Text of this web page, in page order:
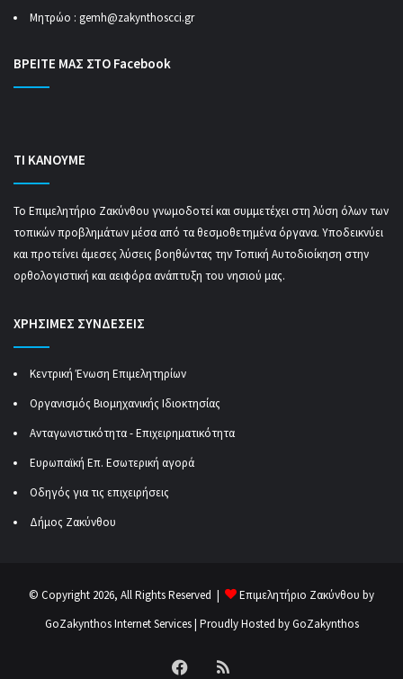
Μητρώο : gemh@zakynthoscci.gr
ΒΡΕΙΤΕ ΜΑΣ ΣΤΟ Facebook
ΤΙ ΚΑΝΟΥΜΕ
Το Επιμελητήριο Ζακύνθου γνωμοδοτεί και συμμετέχει στη λύση όλων των
τοπικών προβλημάτων μέσα από τα θεσμοθετημένα όργανα. Υποδεικνύει
και προτείνει άμεσες λύσεις βοηθώντας την Τοπική Αυτοδιοίκηση στην
ορθολογιστική και αειφόρα ανάπτυξη του νησιού μας.
ΧΡΗΣΙΜΕΣ ΣΥΝΔΕΣΕΙΣ
Κεντρική Ένωση Επιμελητηρίων
Οργανισμός Βιομηχανικής Ιδιοκτησίας
Ανταγωνιστικότητα - Επιχειρηματικότητα
Ευρωπαϊκή Επ. Εσωτερική αγορά
Οδηγός για τις επιχειρήσεις
Δήμος Ζακύνθου
© Copyright 2026, All Rights Reserved |
Επιμελητήριο Ζακύνθου by
GoZakynthos Internet Services| Proudly Hosted byGoZakynthos
Facebook